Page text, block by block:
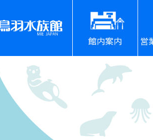
館内案内 営